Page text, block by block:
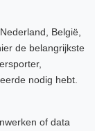
België,
de belangrijkste
nodig hebt.
of data